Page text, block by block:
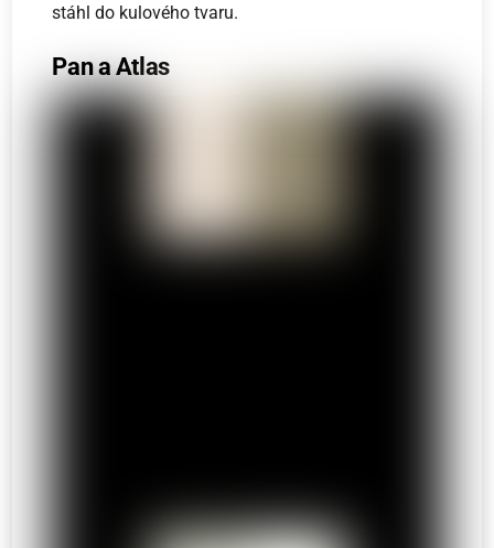
stáhl do kulového tvaru.
Pan a Atlas